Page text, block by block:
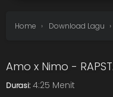
Home Download Lagu
Durasi: 4:25 Menit